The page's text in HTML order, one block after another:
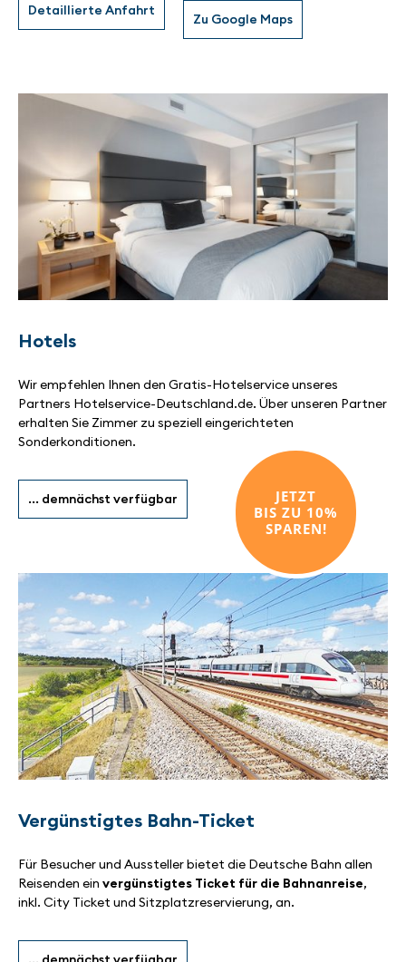
Detaillierte Anfahrt
Zu Google Maps
Hotels
Wir empfehlen Ihnen den Gratis-Hotelservice unseres
Partners Hotelservice-Deutschland.de. Über unseren Partner
erhalten Sie Zimmer zu speziell eingerichteten
Sonderkonditionen.
... demnächst verfügbar
Vergünstigtes Bahn-Ticket
Für Besucher und Aussteller bietet die Deutsche Bahn allen
Reisenden ein vergünstigtes Ticket für die Bahnanreise,
inkl. City Ticket und Sitzplatzreservierung, an.
JETZT
BIS ZU 10%
SPAREN!